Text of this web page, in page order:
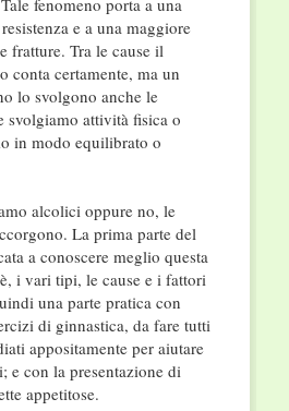
fenomeno porta a una
e a una maggiore
fratture. Tra le cause il
conta certamente, ma un
lo svolgono anche le
svolgiamo attività fisica o
in modo equilibrato o
alcolici oppure no, le
La prima parte del
a conoscere meglio questa
i vari tipi, le cause e i fattori
una parte pratica con
di ginnastica, da fare tutti
appositamente per aiutare
e con la presentazione di
appetitose.